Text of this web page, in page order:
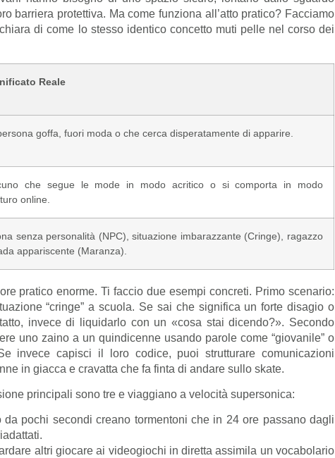
barriera protettiva. Ma come funziona all’atto pratico? Facciamo
di come lo stesso identico concetto muti pelle nel corso dei
Reale
goffa, fuori moda o che cerca disperatamente di apparire.
che segue le mode in modo acritico o si comporta in modo
online.
senza personalità (NPC), situazione imbarazzante (Cringe), ragazzo
appariscente (Maranza).
pratico enorme. Ti faccio due esempi concreti. Primo scenario:
“cringe” a scuola. Se sai che significa un forte disagio o
invece di liquidarlo con un «cosa stai dicendo?». Secondo
uno zaino a un quindicenne usando parole come “giovanile” o
invece capisci il loro codice, puoi strutturare comunicazioni
in giacca e cravatta che fa finta di andare sullo skate.
principali sono tre e viaggiano a velocità supersonica:
da pochi secondi creano tormentoni che in 24 ore passano dagli
altri giocare ai videogiochi in diretta assimila un vocabolario